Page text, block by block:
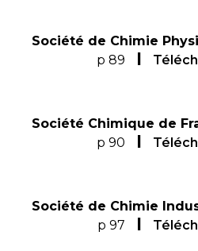
Société de Chimie
p 89
Société Chimique de
p 90
Société de Chimie
p 97